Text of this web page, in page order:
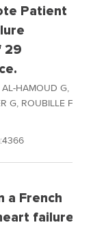
Patient
29
AL-HAMOUD G,
G, ROUBILLE F,
a French
failure